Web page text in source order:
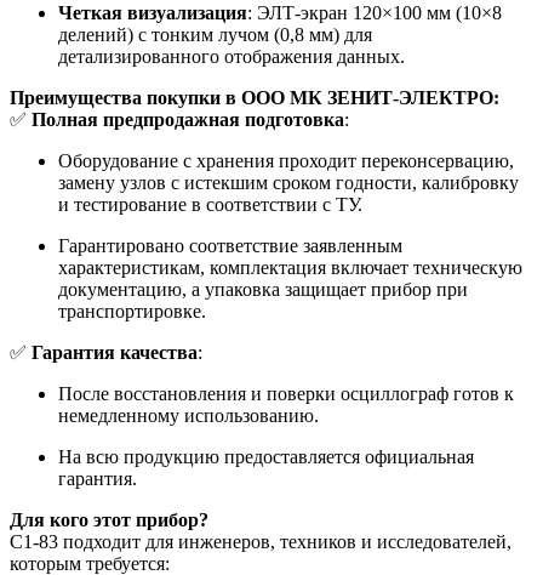
Четкая визуализация: ЭЛТ-экран 120×100 мм (10×8
делений) с тонким лучом (0,8 мм) для
детализированного отображения данных.
Преимущества покупки в ООО МК ЗЕНИТ-ЭЛЕКТРО:
✅ Полная предпродажная подготовка:
Оборудование с хранения проходит переконсервацию,
замену узлов с истекшим сроком годности, калибровку
и тестирование в соответствии с ТУ.
Гарантировано соответствие заявленным
характеристикам, комплектация включает техническую
документацию, а упаковка защищает прибор при
транспортировке.
✅ Гарантия качества:
После восстановления и поверки осциллограф готов к
немедленному использованию.
На всю продукцию предоставляется официальная
гарантия.
Для кого этот прибор?
С1-83 подходит для инженеров, техников и исследователей,
которым требуется: